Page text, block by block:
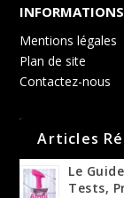
INFORMATIONS
Mentions légales
Plan de site
Contactez-nous
Articles
Le
Tests,